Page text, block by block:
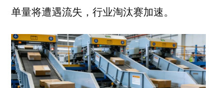
单量将遭遇流失，行业淘汰赛加速。